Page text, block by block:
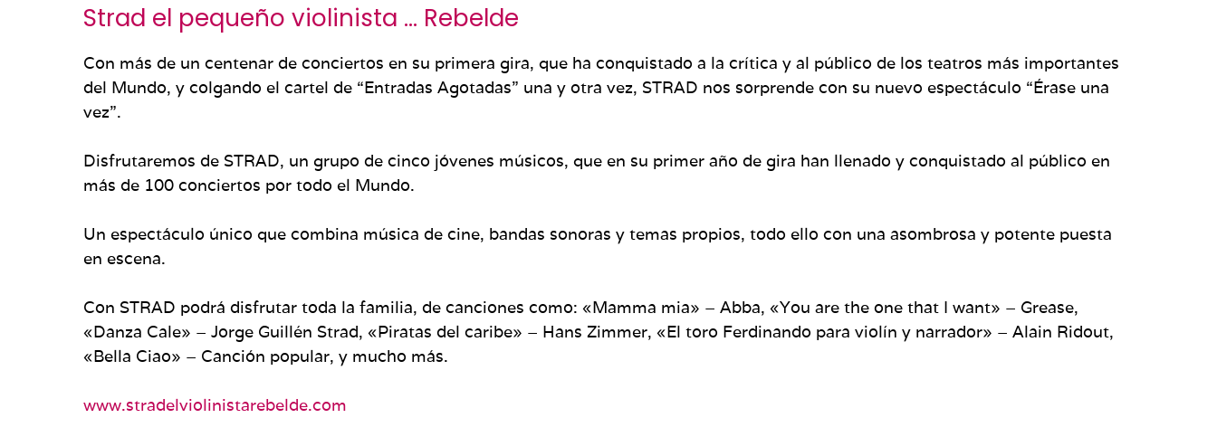
Strad el pequeño violinista … Rebelde
Con más de un centenar de conciertos en su primera gira, que ha conquistado a la crítica y al público de los teatros más importantes
del Mundo, y colgando el cartel de “Entradas Agotadas” una y otra vez, STRAD nos sorprende con su nuevo espectáculo “Érase una
vez”.
Disfrutaremos de STRAD, un grupo de cinco jóvenes músicos, que en su primer año de gira han llenado y conquistado al público en
más de 100 conciertos por todo el Mundo.
Un espectáculo único que combina música de cine, bandas sonoras y temas propios, todo ello con una asombrosa y potente puesta
en escena.
Con STRAD podrá disfrutar toda la familia, de canciones como: «Mamma mia» – Abba, «You are the one that I want» – Grease,
«Danza Cale» – Jorge Guillén Strad, «Piratas del caribe» – Hans Zimmer, «El toro Ferdinando para violín y narrador» – Alain Ridout,
«Bella Ciao» – Canción popular, y mucho más.
www.stradelviolinistarebelde.com